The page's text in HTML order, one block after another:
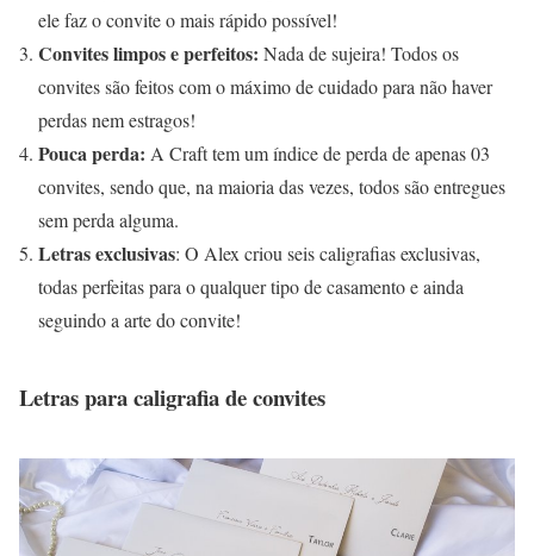
ele faz o convite o mais rápido possível!
Convites limpos e perfeitos: Nada de sujeira! Todos os
convites são feitos com o máximo de cuidado para não haver
perdas nem estragos!
Pouca perda: A Craft tem um índice de perda de apenas 03
convites, sendo que, na maioria das vezes, todos são entregues
sem perda alguma.
Letras exclusivas: O Alex criou seis caligrafias exclusivas,
todas perfeitas para o qualquer tipo de casamento e ainda
seguindo a arte do convite!
Letras para caligrafia de convites